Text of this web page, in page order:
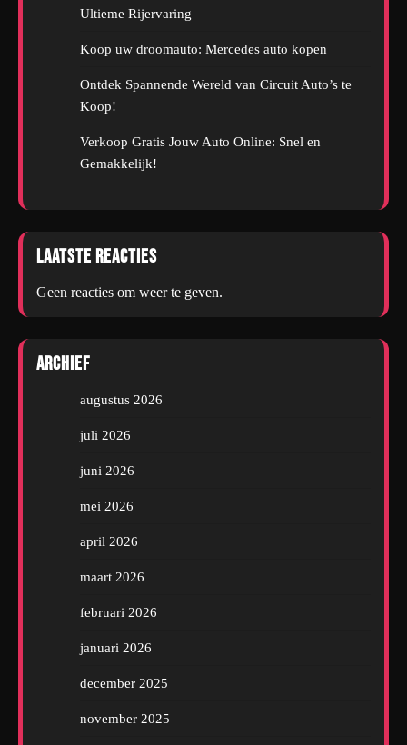
Ultieme Rijervaring
Koop uw droomauto: Mercedes auto kopen
Ontdek Spannende Wereld van Circuit Auto’s te
Koop!
Verkoop Gratis Jouw Auto Online: Snel en
Gemakkelijk!
Laatste reacties
Geen reacties om weer te geven.
Archief
augustus 2026
juli 2026
juni 2026
mei 2026
april 2026
maart 2026
februari 2026
januari 2026
december 2025
november 2025